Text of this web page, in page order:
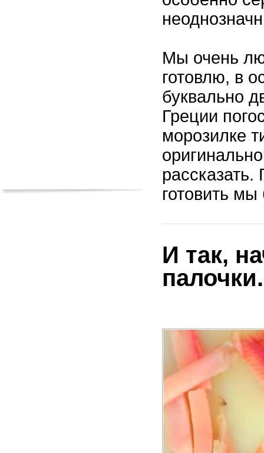
Мы очень
готовлю, в
буквально
Греции
морозилке
готовить
И так,